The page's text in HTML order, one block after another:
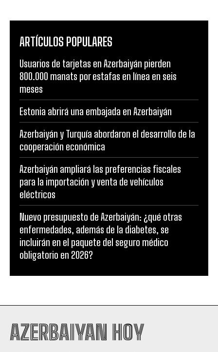
ARTÍCULOS POPULARES
Usuarios de tarjetas en Azerbaiyán pierden
800.000 manats por estafas en línea en seis
meses
Estonia abrirá una embajada en Azerbaiyán
Azerbaiyán y Turquía abordaron el desarrollo de la
cooperación económica
Azerbaiyán ampliará las preferencias fiscales
para la importación y venta de vehículos
eléctricos
Nuevo presupuesto de Azerbaiyán: ¿qué otras
enfermedades, además de la diabetes, se
incluirán en el paquete del seguro médico
obligatorio en 2026?
AZERBAIYAN HOY